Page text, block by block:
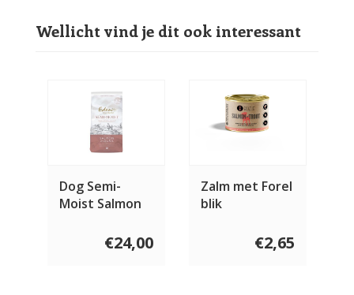
Wellicht vind je dit ook interessant
Dog Semi-
Moist Salmon
€24,00
Zalm met Forel
blik
€2,65